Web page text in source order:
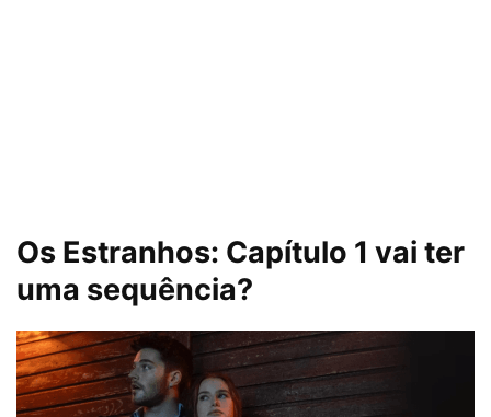
Os Estranhos: Capítulo 1 vai ter
uma sequência?